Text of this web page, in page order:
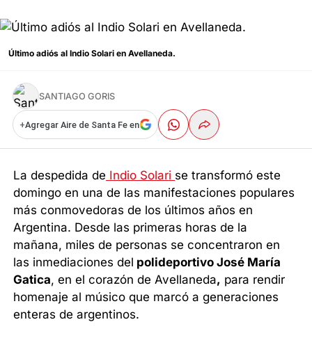
Último adiós al Indio Solari en Avellaneda.
SANTIAGO GORIS
+Agregar Aire de Santa Fe en
La despedida de Indio Solari se transformó este
domingo en una de las manifestaciones populares
más conmovedoras de los últimos años en
Argentina. Desde las primeras horas de la
mañana, miles de personas se concentraron en
las inmediaciones del polideportivo José María
Gatica, en el corazón de Avellaneda, para rendir
homenaje al músico que marcó a generaciones
enteras de argentinos.